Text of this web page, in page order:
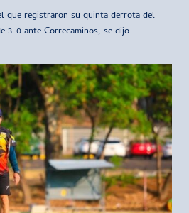
que registraron su quinta derrota del
3-0 ante Correcaminos, se dijo